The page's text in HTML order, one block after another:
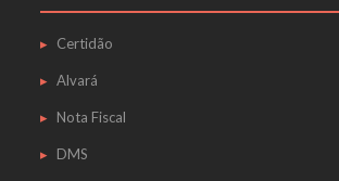
Certidão
Alvará
Nota Fiscal
DMS